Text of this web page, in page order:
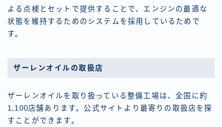
よる点検とセットで提供することで、エンジンの最適な
状態を維持するためのシステムを採用しているためで
す。
ザーレンオイルの取扱店
ザーレンオイルを取り扱っている整備工場は、全国に約
1,100店舗あります。公式サイトより最寄りの取扱店を探
すことができます。